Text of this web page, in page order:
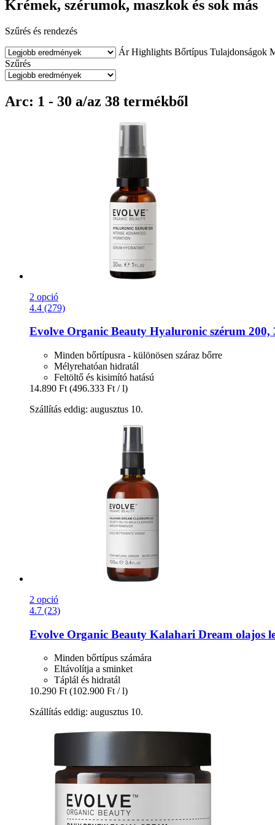
Krémek, szérumok, maszkok és sok más
Szűrés és rendezés
Ár Highlights Bőrtípus Tulajdonságok
Szűrés
Arc: 1 - 30 a/az 38 termékből
2 opció
4.4 (279)
Evolve Organic Beauty Hyaluronic szérum 200,
Minden bőrtípusra - különösen száraz bőrre
Mélyrehatóan hidratál
Feltöltő és kisimító hatású
14.890 Ft (496.333 Ft / l)
Szállítás eddig: augusztus 10.
2 opció
4.7 (23)
Evolve Organic Beauty Kalahari Dream olajos
Minden bőrtípus számára
Eltávolítja a sminket
Táplál és hidratál
10.290 Ft (102.900 Ft / l)
Szállítás eddig: augusztus 10.